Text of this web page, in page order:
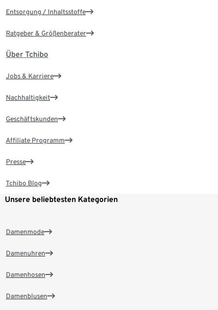
Entsorgung / Inhaltsstoffe
Ratgeber & Größenberater
Über Tchibo
Jobs & Karriere
Nachhaltigkeit
Geschäftskunden
Affiliate Programm
Presse
Tchibo Blog
Unsere beliebtesten Kategorien
Damenmode
Damenuhren
Damenhosen
Damenblusen